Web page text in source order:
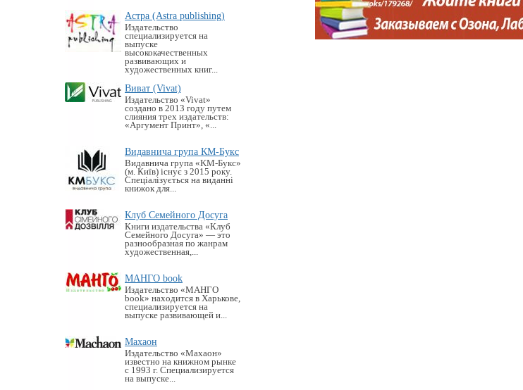
Астра (Astra publishing)
Издательство
специализируется на
выпуске
высококачественных
развивающих и
художественных книг...
Виват (Vivat)
Издательство «Vivat»
создано в 2013 году путем
слияния трех издательств:
«Аргумент Принт», «...
Видавнича група КМ-Букс
Видавнича група «KM-Букс»
(м. Київ) існує з 2015 року.
Спеціалізується на виданні
книжок для...
Клуб Семейного Досуга
Книги издательства «Клуб
Семейного Досуга» — это
разнообразная по жанрам
художественная,...
МАНГО book
Издательство «MАНГО
book» находится в Харькове,
специализируется на
выпуске развивающей и...
Махаон
Издательство «Махаон»
известно на книжном рынке
с 1993 г. Специализируется
на выпуске...